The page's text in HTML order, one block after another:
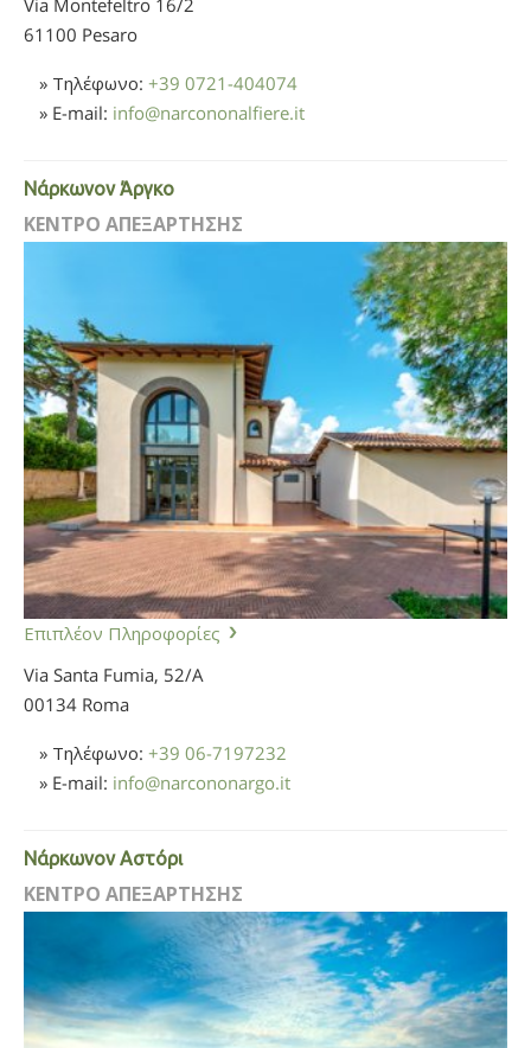
61100 Pesaro
» Τηλέφωνο: +39 0721-404074
» E-mail: info@narcononalfiere.it
Νάρκωνον Άργκο
ΚΕΝΤΡΟ ΑΠΕΞΑΡΤΗΣΗΣ
Επιπλέον Πληροφορίες
Via Santa Fumia, 52/A
00134 Roma
» Τηλέφωνο: +39 06-7197232
» E-mail: info@narcononargo.it
Νάρκωνον Αστόρι
ΚΕΝΤΡΟ ΑΠΕΞΑΡΤΗΣΗΣ